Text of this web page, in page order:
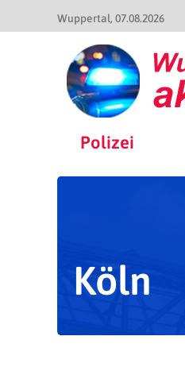
Wuppertal 07.08.2026
Polizei
Köln